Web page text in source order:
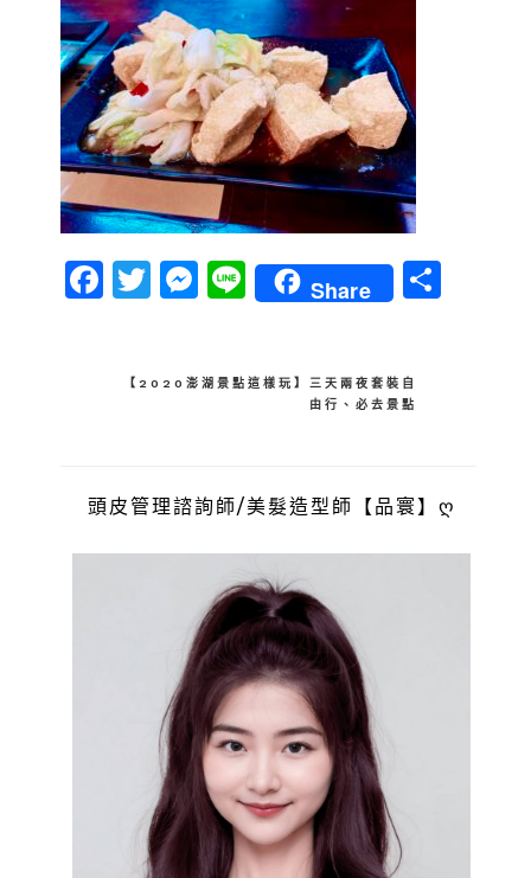
Facebook
Twitter
Messenger
LineShare
分
【2020澎湖景點這樣玩】三天兩夜套裝自
由行、必去景點
頭皮管理諮詢師/美髮造型師【品寰】ღ